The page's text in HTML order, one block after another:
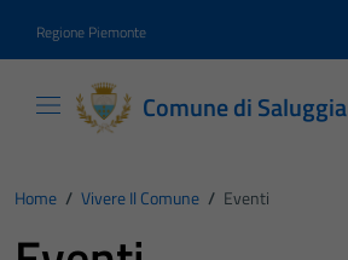
Regione Piemonte
Comune di Saluggia
Home / Vivere Il Comune / Eventi